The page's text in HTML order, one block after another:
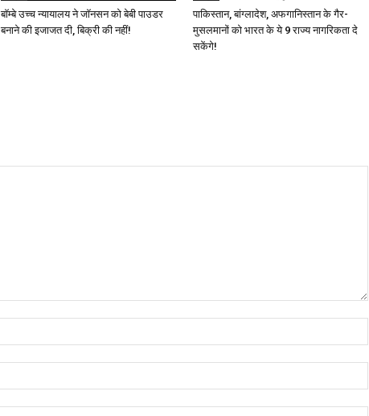
बॉम्बे उच्च न्यायालय ने जॉनसन को बेबी पाउडर
बनाने की इजाजत दी, बिक्री की नहीं!
पाकिस्तान, बांग्लादेश, अफगानिस्तान के गैर-
मुसलमानों को भारत के ये 9 राज्य नागरिकता दे
सकेंगे!